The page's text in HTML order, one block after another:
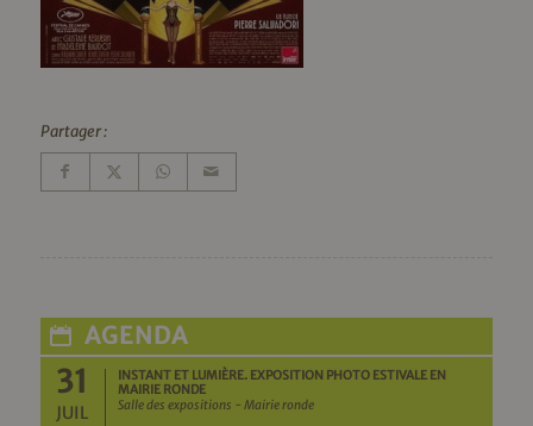
Partager :
AGENDA
31
JUIL
INSTANT ET LUMIÈRE. EXPOSITION PHOTO ESTIVALE EN
MAIRIE RONDE
Salle des expositions - Mairie ronde